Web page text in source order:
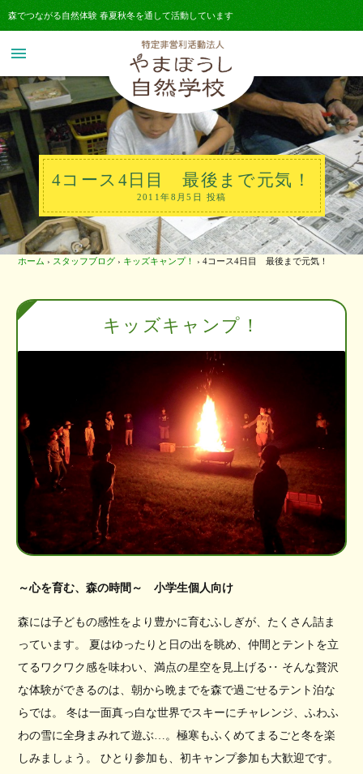
森でつながる自然体験 春夏秋冬を通して活動しています
menu
4コース4日目 最後まで元気！
2011年8月5日 投稿
ホーム › スタッフブログ › キッズキャンプ！ › 4コース4日目 最後まで元気！
キッズキャンプ！
～心を育む、森の時間～ 小学生個人向け
森には子どもの感性をより豊かに育むふしぎが、たくさん詰ま
っています。 夏はゆったりと日の出を眺め、仲間とテントを立
てるワクワク感を味わい、満点の星空を見上げる‥ そんな贅沢
な体験ができるのは、朝から晩までを森で過ごせるテント泊な
らでは。 冬は一面真っ白な世界でスキーにチャレンジ、ふわふ
わの雪に全身まみれて遊ぶ…。極寒もふくめてまるごと冬を楽
しみましょう。 ひとり参加も、初キャンプ参加も大歓迎です。